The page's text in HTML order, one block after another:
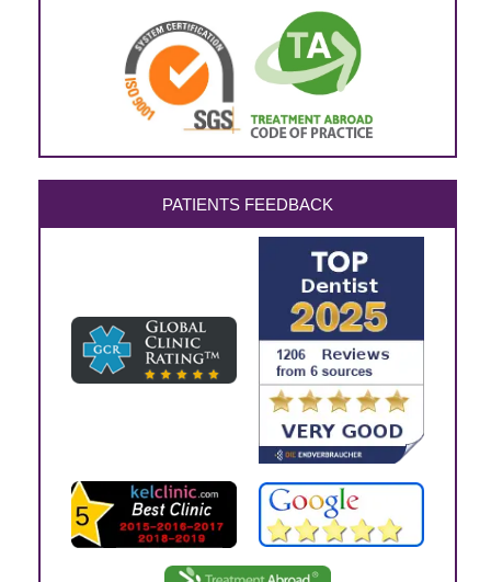
PATIENTS FEEDBACK